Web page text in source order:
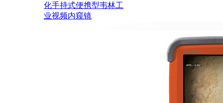
化手持式便携型韦林工
业视频内窥镜